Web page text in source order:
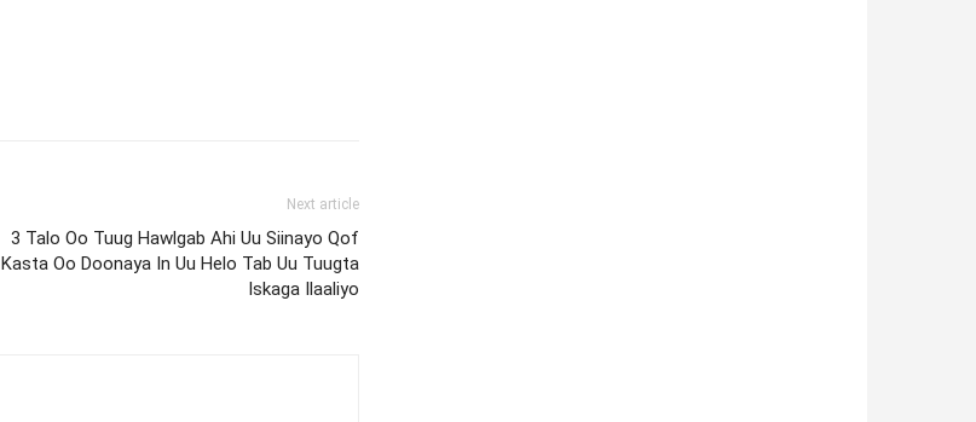
Next article
3 Talo Oo Tuug Hawlgab Ahi Uu Siinayo Qof
Kasta Oo Doonaya In Uu Helo Tab Uu Tuugta
Iskaga Ilaaliyo